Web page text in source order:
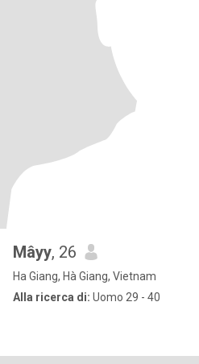
Mâyy, 26
Ha Giang, Hà Giang, Vietnam
Alla ricerca di: Uomo 29 - 40